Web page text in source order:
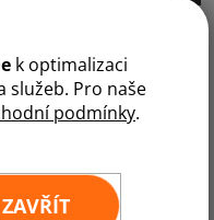
k optimalizaci
služeb. Pro naše
podmínky.